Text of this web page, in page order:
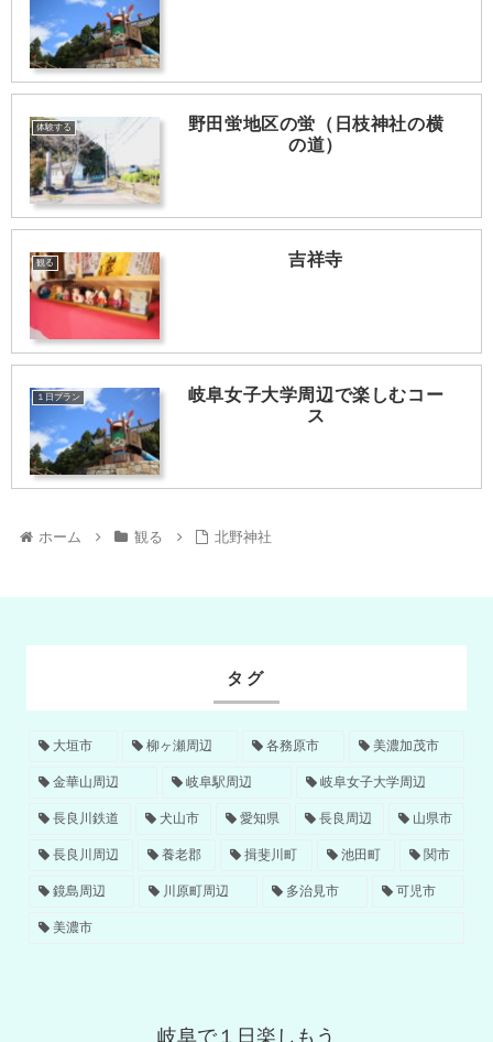
体験する
野田蛍地区の蛍（日枝神社の横
の道）
観る 吉祥寺
１日プラン
岐阜女子大学周辺で楽しむコー
ス
ホーム 観る 北野神社
タグ
大垣市 柳ヶ瀬周辺 各務原市 美濃加茂市
金華山周辺 岐阜駅周辺 岐阜女子大学周辺
長良川鉄道 犬山市 愛知県 長良周辺 山県市
長良川周辺 養老郡 揖斐川町 池田町 関市
鏡島周辺 川原町周辺 多治見市 可児市
美濃市
岐阜で１日楽しもう